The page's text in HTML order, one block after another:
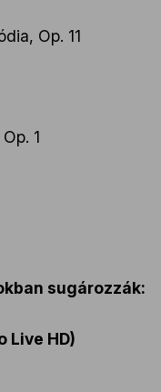
Op. 11
1
sugározzák:
Live HD)